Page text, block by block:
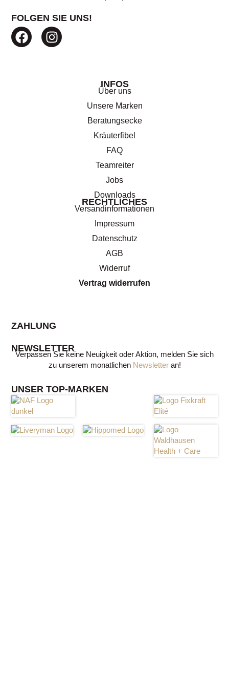
FOLGEN SIE UNS!
INFOS
Über uns
Unsere Marken
Beratungsecke
Kräuterfibel
FAQ
Teamreiter
Jobs
Downloads
RECHTLICHES
Versandinformationen
Impressum
Datenschutz
AGB
Widerruf
Vertrag widerrufen
ZAHLUNG
NEWSLETTER
Verpassen Sie keine Neuigkeit oder Aktion, melden Sie sich
zu unserem monatlichen Newsletteran!
UNSER TOP-MARKEN